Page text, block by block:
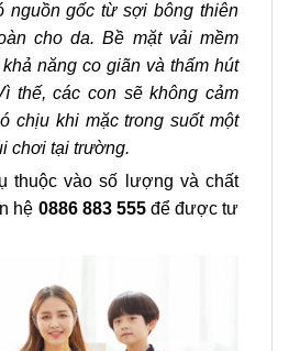
nguồn gốc từ sợi bông thiên
cho da. Bề mặt vải mềm
năng co giãn và thấm hút
thế, các con sẽ không cảm
chịu khi mặc trong suốt một
chơi tại trường.
thuộc vào số lượng và chất
hệ 0886 883 555để được tư